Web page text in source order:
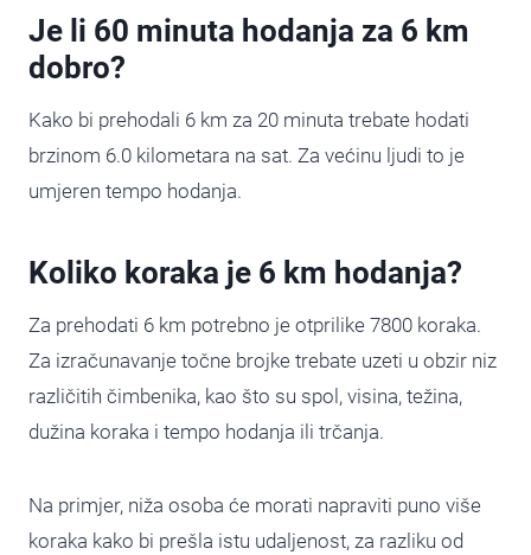
Je li 60 minuta hodanja za 6 km
dobro?
Kako bi prehodali 6 km za 20 minuta trebate hodati
brzinom 6.0 kilometara na sat. Za većinu ljudi to je
umjeren tempo hodanja.
Koliko koraka je 6 km hodanja?
Za prehodati 6 km potrebno je otprilike 7800 koraka.
Za izračunavanje točne brojke trebate uzeti u obzir niz
različitih čimbenika, kao što su spol, visina, težina,
dužina koraka i tempo hodanja ili trčanja.
Na primjer, niža osoba će morati napraviti puno više
koraka kako bi prešla istu udaljenost, za razliku od